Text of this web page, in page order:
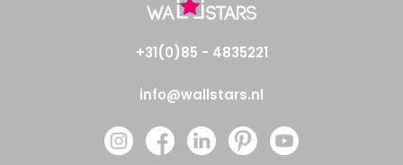
+31(0)85 - 4835221
info@wallstars.nl